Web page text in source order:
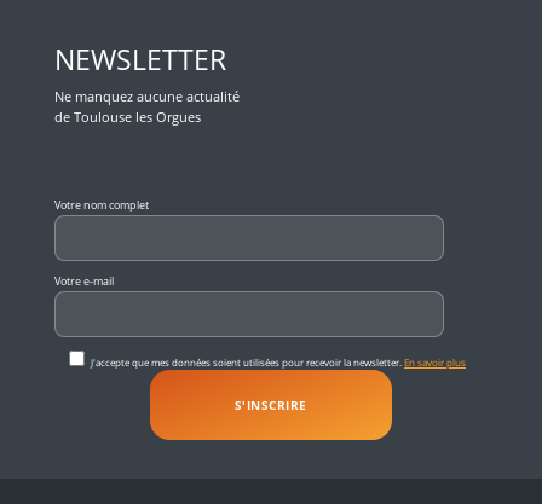
NEWSLETTER
Ne manquez aucune actualité
de Toulouse les Orgues
Votre nom complet
Votre e-mail
J'accepte que mes données soient utilisées pour recevoir la newsletter.En savoir plus